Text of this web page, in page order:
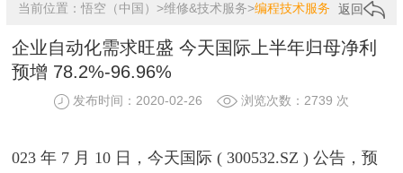
当前位置： 悟空（中国） >维修&技术服务>编程技术服务 返回
企业自动化需求旺盛 今天国际上半年归母净利
预增 78.2%-96.96%
发布时间：2020-02-26 浏览次数：2739 次
023 年 7 月 10 日，今天国际 ( 300532.SZ ) 公告，预